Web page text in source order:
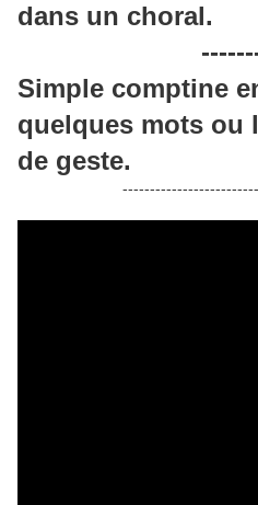
dans un choral.
Simple comptine
quelques mots ou
de geste.